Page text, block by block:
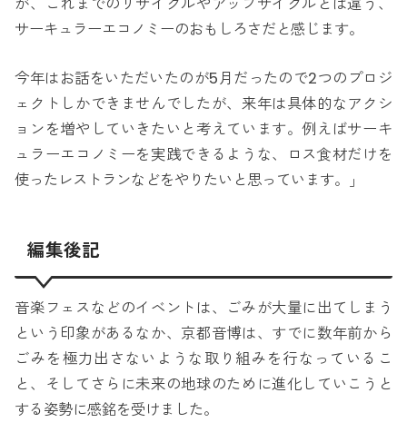
サーキュラーエコノミーのおもしろさだと感じます。
今年はお話をいただいたのが5月だったので2つのプロジ
ェクトしかできませんでしたが、来年は具体的なアクシ
ョンを増やしていきたいと考えています。例えばサーキ
ュラーエコノミーを実践できるような、ロス食材だけを
使ったレストランなどをやりたいと思っています。」
編集後記
音楽フェスなどのイベントは、ごみが大量に出てしまう
という印象があるなか、京都音博は、すでに数年前から
ごみを極力出さないような取り組みを行なっているこ
と、そしてさらに未来の地球のために進化していこうと
する姿勢に感銘を受けました。